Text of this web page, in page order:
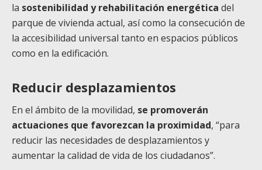
la sostenibilidad y rehabilitación energética del
parque de vivienda actual, así como la consecución de
la accesibilidad universal tanto en espacios públicos
como en la edificación.
Reducir desplazamientos
En el ámbito de la movilidad, se promoverán
actuaciones que favorezcan la proximidad, “para
reducir las necesidades de desplazamientos y
aumentar la calidad de vida de los ciudadanos”.